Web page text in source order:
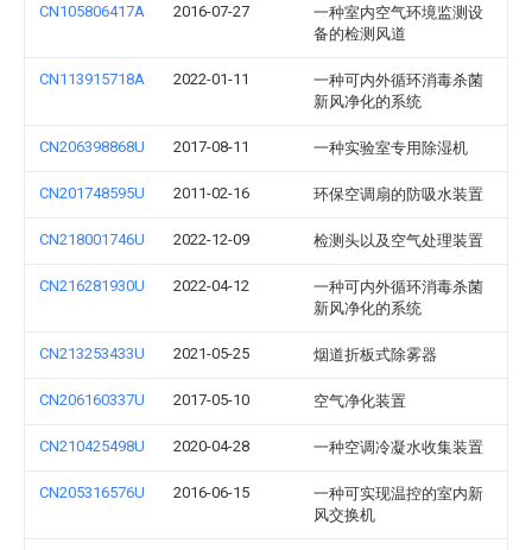
CN105806417A 2016-07-27
一种室内空气环境监测设
备的检测风道
CN113915718A 2022-01-11
一种可内外循环消毒杀菌
新风净化的系统
CN206398868U 2017-08-11 一种实验室专用除湿机
CN201748595U 2011-02-16 环保空调扇的防吸水装置
CN218001746U 2022-12-09 检测头以及空气处理装置
CN216281930U 2022-04-12
一种可内外循环消毒杀菌
新风净化的系统
CN213253433U 2021-05-25 烟道折板式除雾器
CN206160337U 2017-05-10 空气净化装置
CN210425498U 2020-04-28 一种空调冷凝水收集装置
CN205316576U 2016-06-15
一种可实现温控的室内新
风交换机